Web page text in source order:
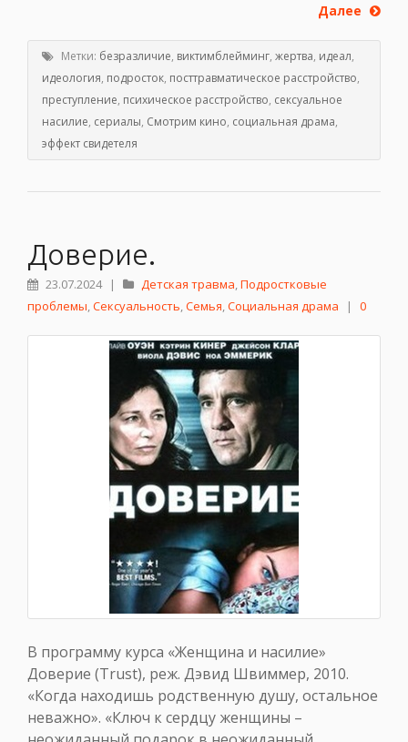
Далее
Метки: безразличие, виктимблейминг, жертва, идеал,
идеология, подросток, посттравматическое расстройство,
преступление, психическое расстройство, сексуальное
насилие, сериалы, Смотрим кино, социальная драма,
эффект свидетеля
Доверие.
23.07.2024 | Детская травма,Подростковые
проблемы,Сексуальность,Семья,Социальная драма | 0
В программу курса «Женщина и насилие»
Доверие (Trust), реж. Дэвид Швиммер, 2010.
«Когда находишь родственную душу, остальное
неважно». «Ключ к сердцу женщины –